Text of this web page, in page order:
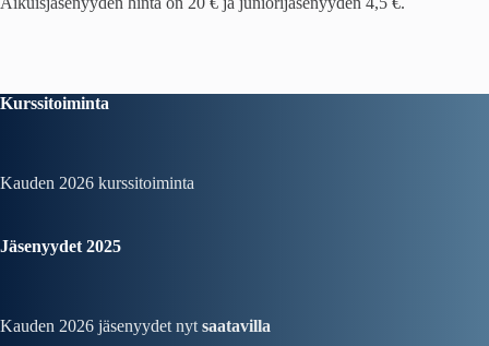
Kurssitoiminta
Kauden 2026 kurssitoiminta
Jäsenyydet 2025
Kauden 2026 jäsenyydet nyt saatavilla